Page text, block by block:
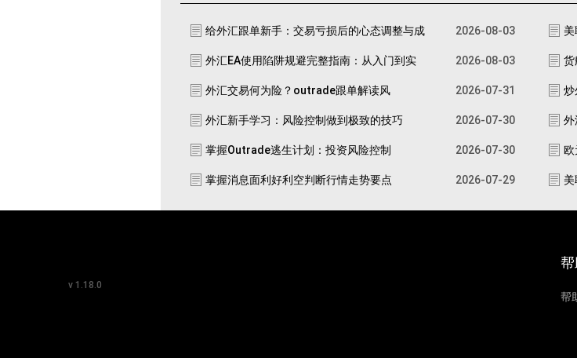
给外汇跟单新手：交易亏损后的心态调整与成 2026-08-03
外汇EA使用陷阱规避完整指南：从入门到实 2026-08-03 货
外汇交易何为险？outrade跟单解读风 2026-07-31 炒
外汇新手学习：风险控制做到极致的技巧 2026-07-30 外
掌握Outrade逃生计划：投资风险控制 2026-07-30 欧
掌握消息面利好利空判断行情走势要点 2026-07-29
v 1.18.0
帮